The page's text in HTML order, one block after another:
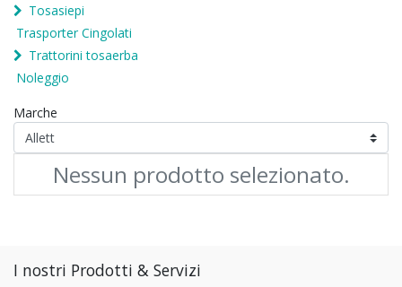
Tosasiepi
Trasporter Cingolati
Trattorini tosaerba
Noleggio
Marche
Nessun prodotto selezionato.
I nostri Prodotti & Servizi